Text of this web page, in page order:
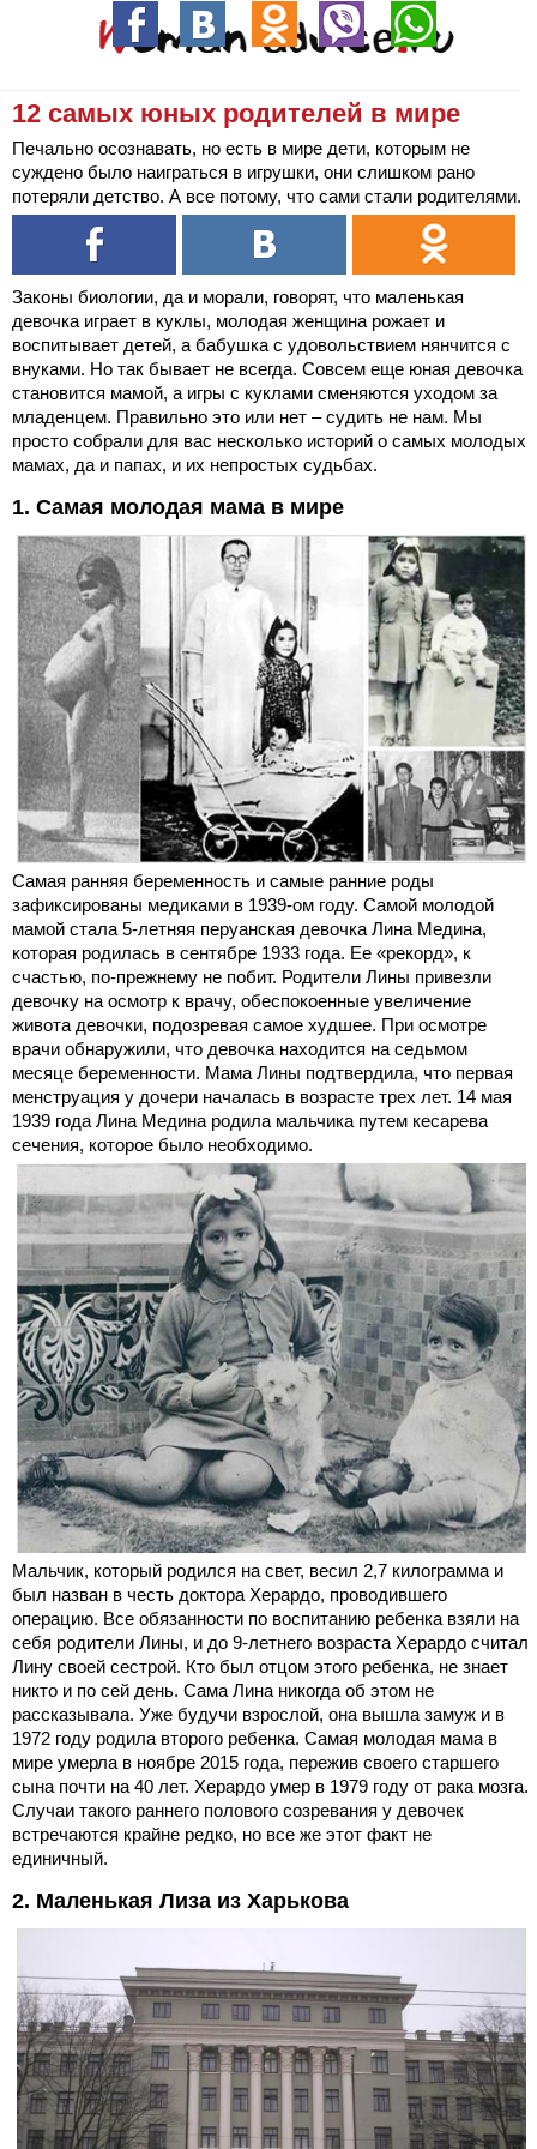
12 самых юных родителей в мире
Печально осознавать, но есть в мире дети, которым не
суждено было наиграться в игрушки, они слишком рано
потеряли детство. А все потому, что сами стали родителями.
Законы биологии, да и морали, говорят, что маленькая
девочка играет в куклы, молодая женщина рожает и
воспитывает детей, а бабушка с удовольствием нянчится с
внуками. Но так бывает не всегда. Совсем еще юная девочка
становится мамой, а игры с куклами сменяются уходом за
младенцем. Правильно это или нет – судить не нам. Мы
просто собрали для вас несколько историй о самых молодых
мамах, да и папах, и их непростых судьбах.
1. Самая молодая мама в мире
Самая ранняя беременность и самые ранние роды
зафиксированы медиками в 1939-ом году. Самой молодой
мамой стала 5-летняя перуанская девочка Лина Медина,
которая родилась в сентябре 1933 года. Ее «рекорд», к
счастью, по-прежнему не побит. Родители Лины привезли
девочку на осмотр к врачу, обеспокоенные увеличение
живота девочки, подозревая самое худшее. При осмотре
врачи обнаружили, что девочка находится на седьмом
месяце беременности. Мама Лины подтвердила, что первая
менструация у дочери началась в возрасте трех лет. 14 мая
1939 года Лина Медина родила мальчика путем кесарева
сечения, которое было необходимо.
Мальчик, который родился на свет, весил 2,7 килограмма и
был назван в честь доктора Херардо, проводившего
операцию. Все обязанности по воспитанию ребенка взяли на
себя родители Лины, и до 9-летнего возраста Херардо считал
Лину своей сестрой. Кто был отцом этого ребенка, не знает
никто и по сей день. Сама Лина никогда об этом не
рассказывала. Уже будучи взрослой, она вышла замуж и в
1972 году родила второго ребенка. Самая молодая мама в
мире умерла в ноябре 2015 года, пережив своего старшего
сына почти на 40 лет. Херардо умер в 1979 году от рака мозга.
Случаи такого раннего полового созревания у девочек
встречаются крайне редко, но все же этот факт не
единичный.
2. Маленькая Лиза из Харькова